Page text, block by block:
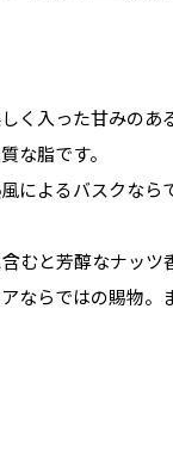
く入った甘みの
な脂です。
によるバスクなら
むと芳醇なナッ
ならではの賜物。